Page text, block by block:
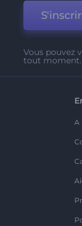
Vous pouvez
tout moment.
A